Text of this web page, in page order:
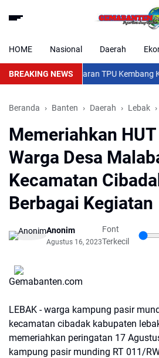
HOME Nasional Daerah
BREAKING NEWS
Lanjutan Pemagaran TPU Kembang
Beranda Banten Daerah Lebak
Memeriahkan HUT
Warga Desa
Kecamatan
Berbagai Kegiatan
Anonim
Agustus 16, 2023
Font
Terkecil
Gemabanten.com
LEBAK - warga kampung pasir
kecamatan cibadak kabupaten
memeriahkan peringatan 17
kampung pasir munding RT 011/